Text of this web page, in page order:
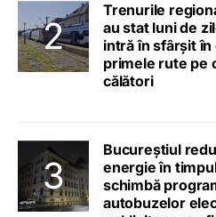
Trenurile
au stat luni de
intră în sfârșit
primele rute pe
călători
Bucureștiul
energie în
schimbă
autobuzelor